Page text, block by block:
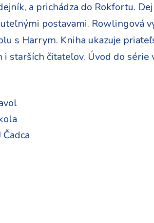
a prichádza do Rokfortu.
postavami. Rowlingová
s Harrym. Kniha ukazuje
starších čitateľov. Úvod do
Čadca